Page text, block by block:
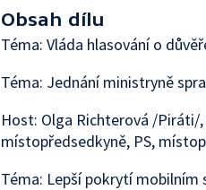
Obsah dílu
Téma: Vláda hlasování o
Téma: Jednání ministryně
Host: Olga Richterová /Piráti/
místopředsedkyně, PS,
Téma: Lepší pokrytí mobilním